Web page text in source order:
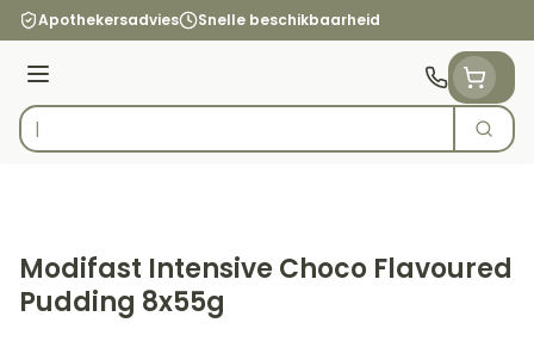
Ga naar de inhoud
Apothekersadvies Snelle beschikbaarheid
Menu
Product, merk, categorie...
Zoek
Modifast Intensive Choco Flavoured
Pudding 8x55g